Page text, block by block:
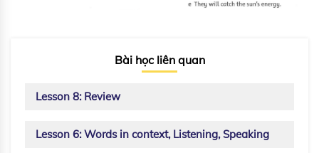
Bài học liên quan
Lesson 8: Review
Lesson 6: Words in context, Listening, Speaking